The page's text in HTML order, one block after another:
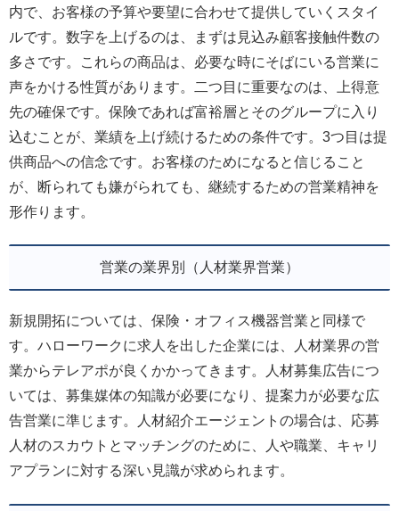
内で、お客様の予算や要望に合わせて提供していくスタイ
ルです。数字を上げるのは、まずは見込み顧客接触件数の
多さです。これらの商品は、必要な時にそばにいる営業に
声をかける性質があります。二つ目に重要なのは、上得意
先の確保です。保険であれば富裕層とそのグループに入り
込むことが、業績を上げ続けるための条件です。3つ目は提
供商品への信念です。お客様のためになると信じること
が、断られても嫌がられても、継続するための営業精神を
形作ります。
営業の業界別（人材業界営業）
新規開拓については、保険・オフィス機器営業と同様で
す。ハローワークに求人を出した企業には、人材業界の営
業からテレアポが良くかかってきます。人材募集広告につ
いては、募集媒体の知識が必要になり、提案力が必要な広
告営業に準じます。人材紹介エージェントの場合は、応募
人材のスカウトとマッチングのために、人や職業、キャリ
アプランに対する深い見識が求められます。